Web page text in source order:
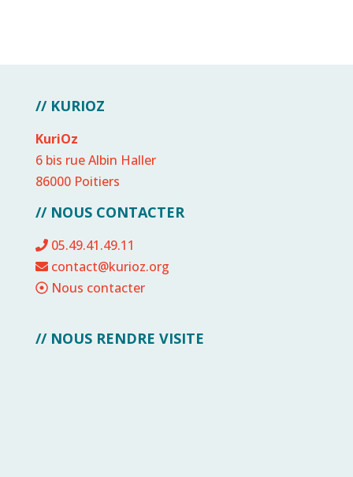
// KURIOZ
KuriOz
6 bis rue Albin Haller
86000 Poitiers
// NOUS CONTACTER
05.49.41.49.11
contact@kurioz.org
Nous contacter
// NOUS RENDRE VISITE